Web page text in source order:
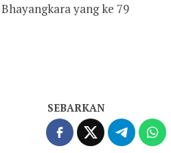
yang ke 79
SEBARKAN